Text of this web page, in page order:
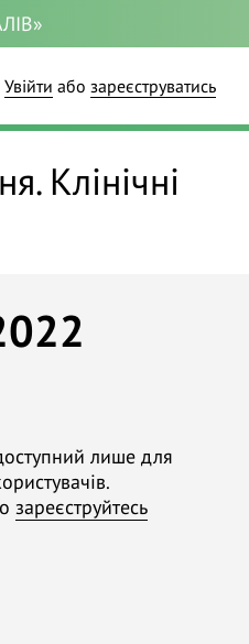
Увійти або зареєструватись
Клінічні
лише для
зареєструйтесь